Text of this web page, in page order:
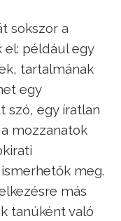
sokszor a
el: például egy
tartalmának
egy
szó, egy íratlan
mozzanatok
meg.
más
tanúként való